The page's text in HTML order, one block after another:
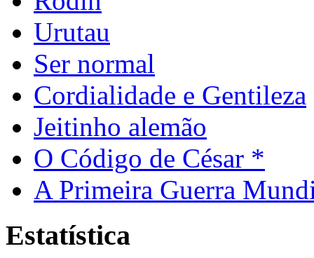
Urutau
Ser normal
Cordialidade e Gentileza
Jeitinho alemão
O Código de César *
A Primeira Guerra
Estatística